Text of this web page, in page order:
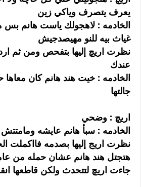
يعرف يتصرف وياكي زين
الخادمه : لاهجولك ياست هانم
غياث بيه للنو مهيصدجيش
نظرت اريچ إليها بتفحص ومن ثم
عندك
الخادمه : خيت هند هانم كان
جالتها
اريچ : وضحي
الخادمه : سبأ هانم عايشه ومامتتش
نظرت اريج إليها بصدمه فااكملت
هتجتل هند هانم عشان حمله من
جاءت اريچ لتتحدث ولكن قاطعها